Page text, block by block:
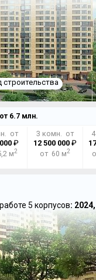
строительства
6.7 млн.
от
₽
м2
3 комн. от
12 500 000₽
от 60 м2
5 корпусов: